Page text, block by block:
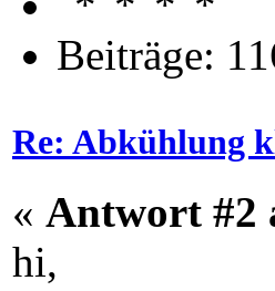
Beiträge:
Re: Abkühlung
« Antwort #2
hi,